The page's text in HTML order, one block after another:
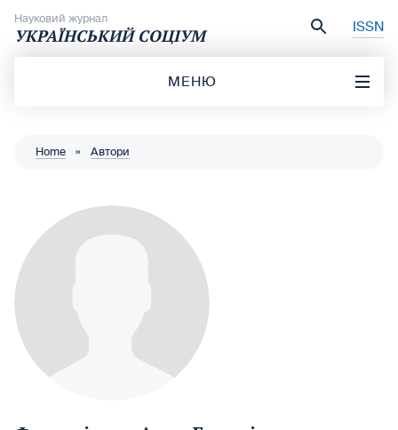
Науковий журнал
УКРАЇНСЬКИЙ СОЦІУМ ISSN
МЕНЮ
Home » Автори